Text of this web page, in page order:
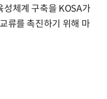
성체계 구축을 KOSA가
류를 촉진하기 위해 마